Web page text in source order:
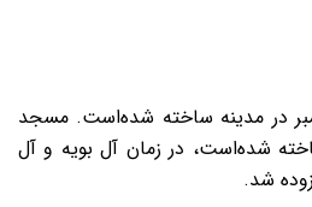
در مدینه ساخته شده‌است. مسجد
شده‌است، در زمان آل بویه و آل
شد.